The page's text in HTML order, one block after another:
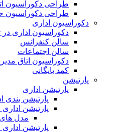
طراحی دکوراسیون
طراحی دکوراسیون
دکوراسیون اداری
دکوراسیون اداری در
سالن کنفرانس
سالن اجتماعات
دکوراسیون اتاق
کمد بایگانی
پارتیشن
پارتیشن اداری
پارتیشن بندی
پارتیشن اداری
مدل های
پارتیشن